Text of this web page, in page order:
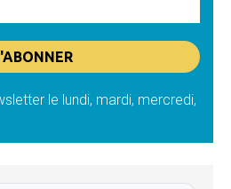
le lundi, mardi, mercredi,